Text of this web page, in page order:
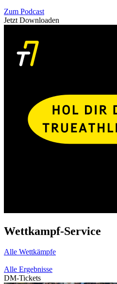
Zum Podcast
Jetzt Downloaden
Wettkampf-Service
Alle Wettkämpfe
Alle Ergebnisse
DM-Tickets